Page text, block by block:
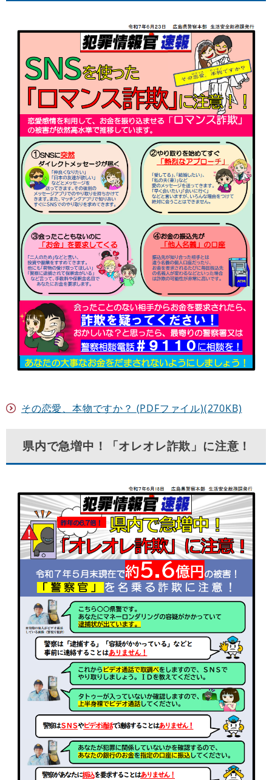
その恋愛、本物ですか？ (PDFファイル)(270KB)
県内で急増中！「オレオレ詐欺」に注意！